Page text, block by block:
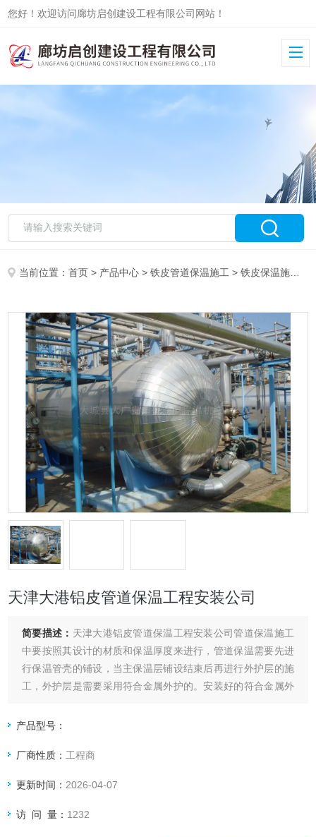
您好！欢迎访问廊坊启创建设工程有限公司网站！
当前位置：首页 > 产品中心 >铁皮管道保温施工 >铁皮保温施工队
天津大港铝皮管道保温工程安装公司
简要描述： 天津大港铝皮管道保温工程安装公司管道保温施工
中要按照其设计的材质和保温厚度来进行，管道保温需要先进
行保温管壳的铺设，当主保温层铺设结束后再进行外护层的施
工，外护层是需要采用符合金属外护的。安装好的符合金属外
产品型号：
厂商性质： 工程商
更新时间： 2026-04-07
访 问 量： 1232